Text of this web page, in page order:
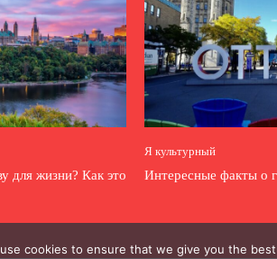
для жизни? Как это
Я культурный
Интересные факты о
use cookies to ensure that we give you the